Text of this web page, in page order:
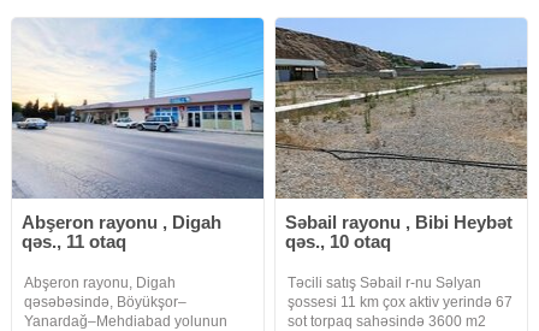
Abşeron rayonu , Digah
qəs., 11 otaq
Abşeron rayonu, Digah
qəsəbəsində, Böyükşor–
Yanardağ–Mehdiabad yolunun
Səbail rayonu , Bibi Heybət
qəs., 10 otaq
Təcili satış Səbail r-nu Səlyan
şossesi 11 km çox aktiv yerində 67
sot torpaq sahəsində 3600 m2